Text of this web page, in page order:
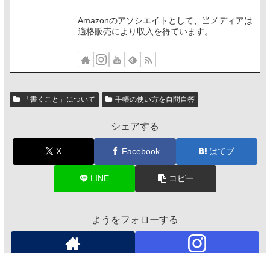
Amazonのアソシエイトとして、当メディアは
適格販売により収入を得ています。
「書くこと」について 手帳の使い方を自問自答
シェアする
X Facebook はてブ
LINE コピー
ようをフォローする